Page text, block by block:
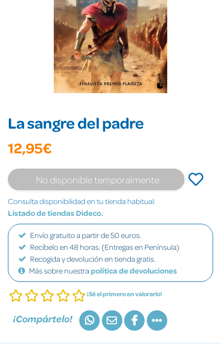
La sangre del padre
12,95€
No disponible temporalmente
Consulta disponibilidad en tu tienda habitual.
Listado de tiendas Dideco.
Envío gratuito a partir de 50 euros.
Recíbelo en 48 horas. (Entregas en Península)
Recogida y devolución en tienda gratis.
Más sobre nuestra política de devoluciones
¡Sé el primero en valorarlo!
¡Compártelo!